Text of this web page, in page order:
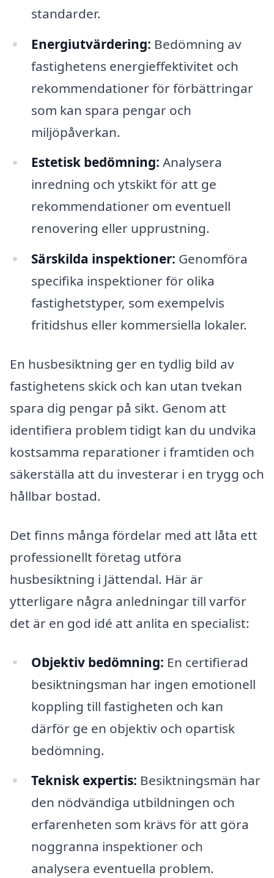
standarder.
Energiutvärdering: Bedömning av
fastighetens energieffektivitet och
rekommendationer för förbättringar
som kan spara pengar och
miljöpåverkan.
Estetisk bedömning: Analysera
inredning och ytskikt för att ge
rekommendationer om eventuell
renovering eller upprustning.
Särskilda inspektioner: Genomföra
specifika inspektioner för olika
fastighetstyper, som exempelvis
fritidshus eller kommersiella lokaler.
En husbesiktning ger en tydlig bild av
fastighetens skick och kan utan tvekan
spara dig pengar på sikt. Genom att
identifiera problem tidigt kan du undvika
kostsamma reparationer i framtiden och
säkerställa att du investerar i en trygg och
hållbar bostad.
Det finns många fördelar med att låta ett
professionellt företag utföra
husbesiktning i Jättendal. Här är
ytterligare några anledningar till varför
det är en god idé att anlita en specialist:
Objektiv bedömning: En certifierad
besiktningsman har ingen emotionell
koppling till fastigheten och kan
därför ge en objektiv och opartisk
bedömning.
Teknisk expertis: Besiktningsmän har
den nödvändiga utbildningen och
erfarenheten som krävs för att göra
noggranna inspektioner och
analysera eventuella problem.